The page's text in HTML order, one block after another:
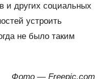
и других социальных
устроить
не было таким
Фото — Freepic.com